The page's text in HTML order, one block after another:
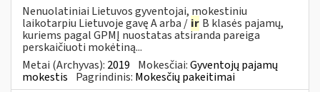
Nenuolatiniai Lietuvos gyventojai, mokestiniu
laikotarpiu Lietuvoje gavę A arba / ir B klasės pajamų,
kuriems pagal GPMĮ nuostatas atsiranda pareiga
perskaičiuoti mokėtiną...
Metai (Archyvas): 2019 Mokesčiai:Gyventojų pajamų
mokestis Pagrindinis: Mokesčių pakeitimai